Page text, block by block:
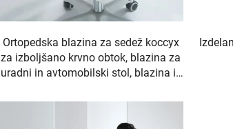
Ortopedska blazina za sedež koccyx
za izboljšano krvno obtok, blazina za
uradni in avtomobilski stol, blazina iz